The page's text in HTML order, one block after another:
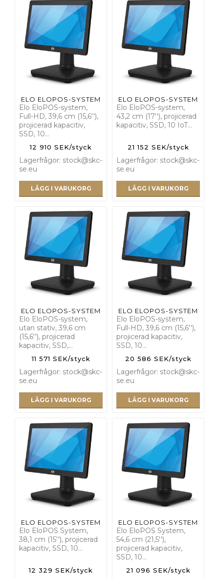
ELO ELOPOS-SYSTEM
Elo EloPOS-system,
Full-HD, 39,6 cm (15,6''),
projicerad kapacitiv,
SSD, 10…
12 910 SEK/styck
Lagerfrågor: stock@skc-
se.eu
LÄGG I VARUKORG
ELO ELOPOS-SYSTEM
Elo EloPOS-system,
43,2 cm (17''), projicerad
kapacitiv, SSD, 10 IoT…
21 152 SEK/styck
Lagerfrågor: stock@skc-
se.eu
LÄGG I VARUKORG
ELO ELOPOS-SYSTEM
Elo EloPOS-system,
utan stativ, 39,6 cm
(15,6''), projicerad
kapacitiv, SSD,…
11 571 SEK/styck
Lagerfrågor: stock@skc-
se.eu
LÄGG I VARUKORG
ELO ELOPOS-SYSTEM
Elo EloPOS-system,
Full-HD, 39,6 cm (15,6''),
projicerad kapacitiv,
SSD, 10…
20 586 SEK/styck
Lagerfrågor: stock@skc-
se.eu
LÄGG I VARUKORG
ELO ELOPOS-SYSTEM
Elo EloPOS System,
38,1 cm (15''), projicerad
kapacitiv, SSD, 10…
12 329 SEK/styck
ELO ELOPOS-SYSTEM
Elo EloPOS System,
54,6 cm (21,5''),
projicerad kapacitiv,
SSD, 10…
21 096 SEK/styck